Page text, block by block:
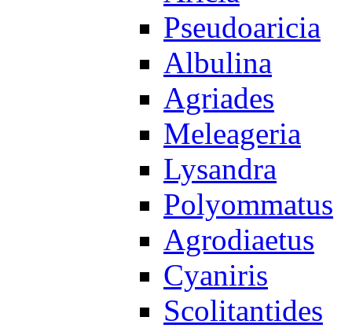
Pseudoaricia
Albulina
Agriades
Meleageria
Lysandra
Polyommatus
Agrodiaetus
Cyaniris
Scolitantides